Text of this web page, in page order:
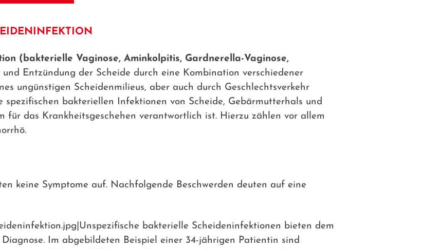
(bakterielle Vaginose, Aminkolpitis, Gardnerella-Vaginose,
Entzündung der Scheide durch eine Kombination verschiedener
ungünstigen Scheidenmilieus, aber auch durch Geschlechtsverkehr
bakteriellen Infektionen von Scheide, Gebärmutterhals und
für das Krankheitsgeschehen verantwortlich ist. Hierzu zählen vor allem
keine Symptome auf. Nachfolgende Beschwerden deuten auf eine
bakterielle Scheideninfektionen bieten dem
Im abgebildeten Beispiel einer 34-jährigen Patientin sind